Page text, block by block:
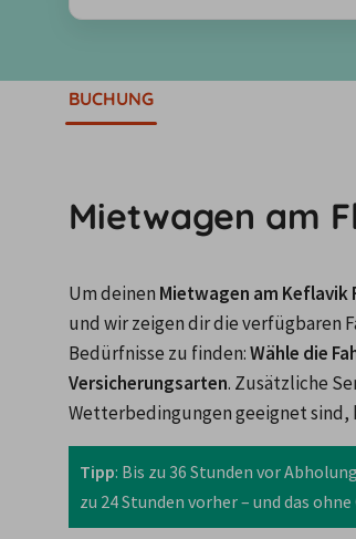
BUCHUNG
Mietwagen am
Um deinen Mietwagen am Keflavik
und wir zeigen dir die verfügbaren
Bedürfnisse zu finden: Wähle die
Versicherungsarten. Zusätzliche
Wetterbedingungen geeignet
Tipp: Bis zu 36 Stunden vor
zu 24 Stunden vorher – und das